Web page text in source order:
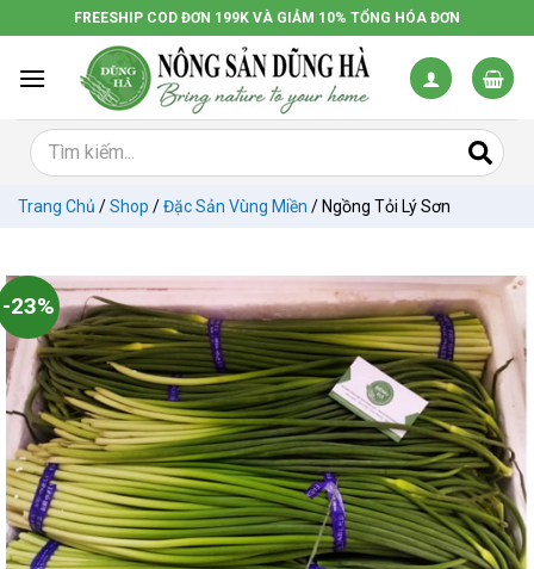
đến
dung
FREESHIP COD ĐƠN 199K VÀ GIẢM 10% TỔNG HÓA ĐƠN
Trang Chủ /Shop /Đặc Sản Vùng Miền / Ngồng Tỏi Lý Sơn
-23%